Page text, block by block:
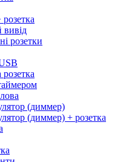
вивід
розетки
(диммер)
(диммер) + розетка